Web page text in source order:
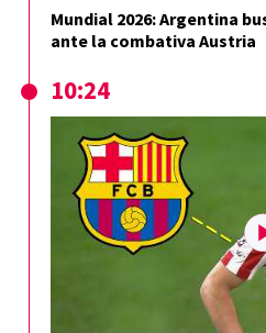
Mundial 2026: Argentina
ante la combativa Austria
10:24